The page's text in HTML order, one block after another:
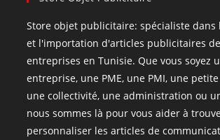
Store objet publicitaire: spécialiste
et l'importation d'articles publicitaires
entreprises en Tunisie. Que vous soyez
entreprise, une PME, une PMI, une
une collectivité, une administration ou
nous sommes là pour vous aider à
personnaliser les articles de